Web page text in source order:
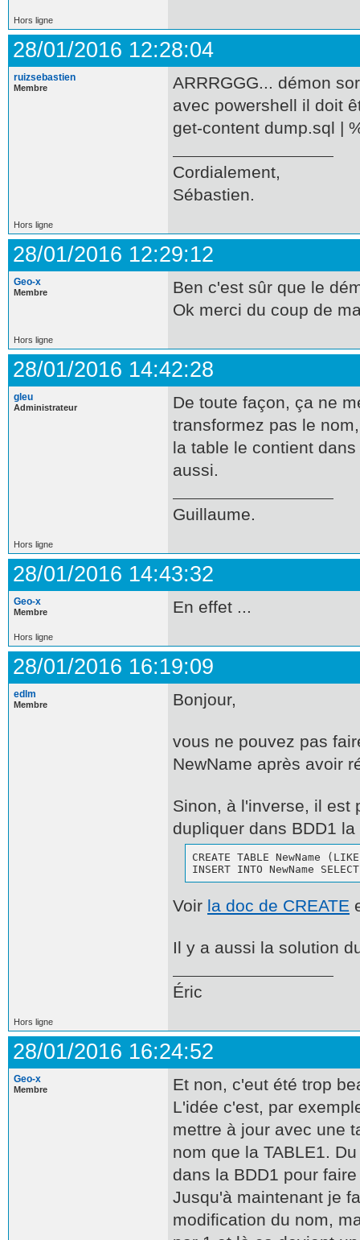
Hors ligne
28/01/2016 12:28:04
ruizsebastien
Membre
ARRRGGG... démon
avec powershell il doit
get-content dump.sql |
Cordialement,
Sébastien.
Hors ligne
28/01/2016 12:29:12
Geo-x
Membre
Ben c'est sûr que le
Ok merci du coup de
Hors ligne
28/01/2016 14:42:28
gleu
Administrateur
De toute façon, ça ne
transformez pas le
la table le contient
aussi.
Guillaume.
Hors ligne
28/01/2016 14:43:32
Geo-x
Membre En effet ...
Hors ligne
28/01/2016 16:19:09
edlm
Membre Bonjour,
vous ne pouvez pas
NewName après avoir
Sinon, à l'inverse, il est
dupliquer dans BDD1
CREATE TABLE NewName
INSERT INTO NewName
Voir la doc de CREATE
Il y a aussi la solution
Éric
Hors ligne
28/01/2016 16:24:52
Geo-x
Membre
Et non, c'eut été trop
L'idée c'est, par
mettre à jour avec une
nom que la TABLE1.
dans la BDD1 pour
Jusqu'à maintenant je
modification du nom,